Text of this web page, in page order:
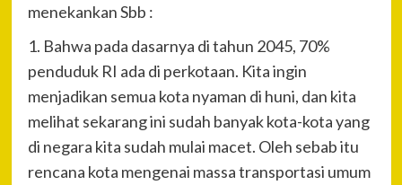
menekankan Sbb :
1. Bahwa pada dasarnya di tahun 2045, 70%
penduduk RI ada di perkotaan. Kita ingin
menjadikan semua kota nyaman di huni, dan kita
melihat sekarang ini sudah banyak kota-kota yang
di negara kita sudah mulai macet. Oleh sebab itu
rencana kota mengenai massa transportasi umum